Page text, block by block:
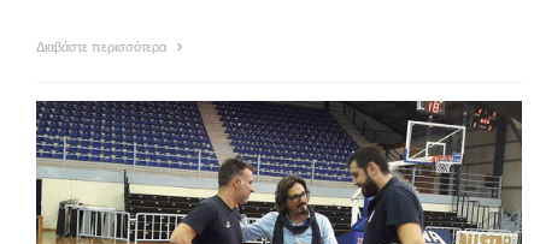
Διαβάστε περισσότερα